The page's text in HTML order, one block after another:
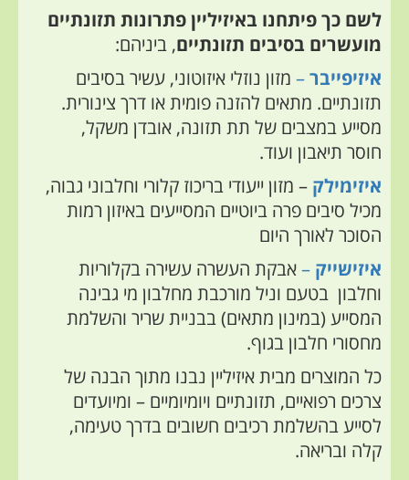
לשם כך פיתחנו באיזיליין פתרונות תזונתיים
מועשרים בסיבים תזונתיים, ביניהם:
איזיפייבר– מזון נוזלי איזוטוני, עשיר בסיבים
תזונתיים. מתאים להזנה פומית או דרך צינורית.
מסייע במצבים של תת תזונה, אובדן משקל,
חוסר תיאבון ועוד.
איזימילק – מזון ייעודי בריכוז קלורי וחלבוני גבוה,
מכיל סיבים פרה ביוטיים המסייעים באיזון רמות
הסוכר לאורך היום
איזישייק –אבקת העשרה עשירה בקלוריות
וחלבון בטעם וניל מורכבת מחלבון מי גבינה
המסייע (במינון מתאים) בבניית שריר והשלמת
מחסורי חלבון בגוף.
כל המוצרים מבית איזיליין נבנו מתוך הבנה של
צרכים רפואיים, תזונתיים ויומיומיים – ומיועדים
לסייע בהשלמת רכיבים חשובים בדרך טעימה,
קלה ובריאה.